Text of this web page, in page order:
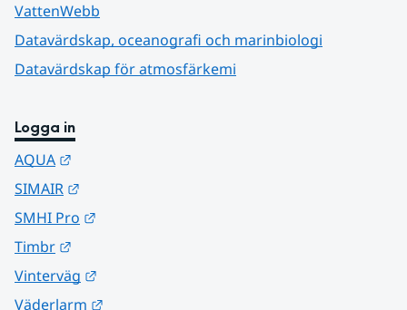
VattenWebb
Datavärdskap, oceanografi och marinbiologi
Datavärdskap för atmosfärkemi
Logga in
AQUA
SIMAIR
SMHI Pro
Timbr
Vinterväg
Väderlarm